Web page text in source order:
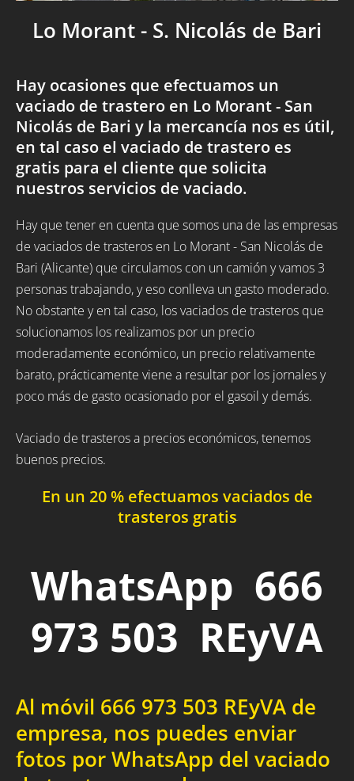
Lo Morant - S. Nicolás de Bari
Hay ocasiones que efectuamos un
vaciado de trastero en Lo Morant - San
Nicolás de Bari y la mercancía nos es útil,
en tal caso el vaciado de trastero es
gratis para el cliente que solicita
nuestros servicios de vaciado.
Hay que tener en cuenta que somos una de las empresas
de vaciados de trasteros en Lo Morant - San Nicolás de
Bari (Alicante) que circulamos con un camión y vamos 3
personas trabajando, y eso conlleva un gasto moderado.
No obstante y en tal caso, los vaciados de trasteros que
solucionamos los realizamos por un precio
moderadamente económico, un precio relativamente
barato, prácticamente viene a resultar por los jornales y
poco más de gasto ocasionado por el gasoil y demás.
Vaciado de trasteros a precios económicos, tenemos
buenos precios.
En un 20 % efectuamos vaciados de
trasteros gratis
WhatsApp 666
973 503 REyVA
Al móvil 666 973 503 REyVA de
empresa, nos puedes enviar
fotos por WhatsApp del vaciado